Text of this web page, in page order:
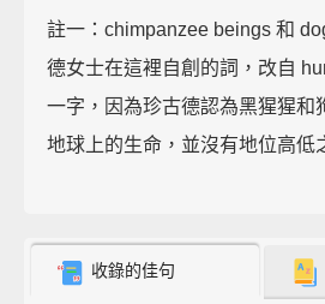
註一：chimpanzee beings 和
德女士在這裡自創的詞，改自
一字，因為珍古德認為黑猩猩和
地球上的生命，並沒有地位高低
收錄的佳句